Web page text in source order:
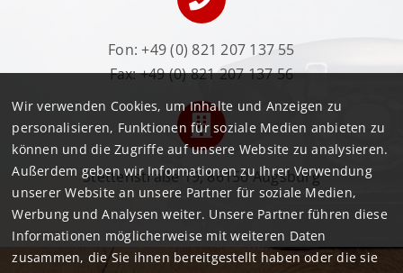
Fon:+49 (0) 821 207 137 55
Fax: +49 (0) 821 207 137 56
Stettenstraße 19, 86150 Augsburg
Wir verwenden Cookies, um Inhalte und Anzeigen zu
personalisieren, Funktionen für soziale Medien anbieten zu
können und die Zugriffe auf unsere Website zu analysieren.
Außerdem geben wir Informationen zu Ihrer Verwendung
unserer Website an unsere Partner für soziale Medien,
Werbung und Analysen weiter. Unsere Partner führen diese
Informationen möglicherweise mit weiteren Daten
zusammen, die Sie ihnen bereitgestellt haben oder die sie